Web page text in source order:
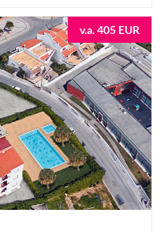
v.a. 405 EUR